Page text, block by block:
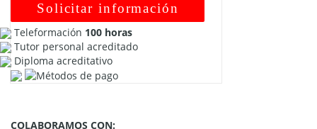
Solicitar información
Teleformación 100 horas
Tutor personal acreditado
Diploma acreditativo
COLABORAMOS CON: